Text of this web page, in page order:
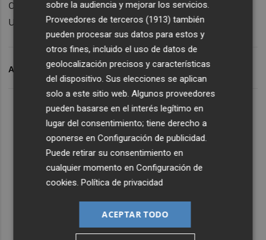
dos menos, lo que supone el 4,11% de las
unidades de críticos ocupadas.
ARCHIVADO EN CORONAVIRUS
sobre la audiencia y mejorar los servicios.
Proveedores de terceros (1913) también
pueden procesar sus datos para estos y
otros fines, incluido el uso de datos de
geolocalización precisos y características
del dispositivo. Sus elecciones se aplican
solo a este sitio web. Algunos proveedores
pueden basarse en el interés legítimo en
lugar del consentimiento; tiene derecho a
oponerse enConfiguración de publicidad.
Puede retirar su consentimiento en
cualquier momento enConfiguración de
cookies.Política de privacidad
ACEPTAR TODO